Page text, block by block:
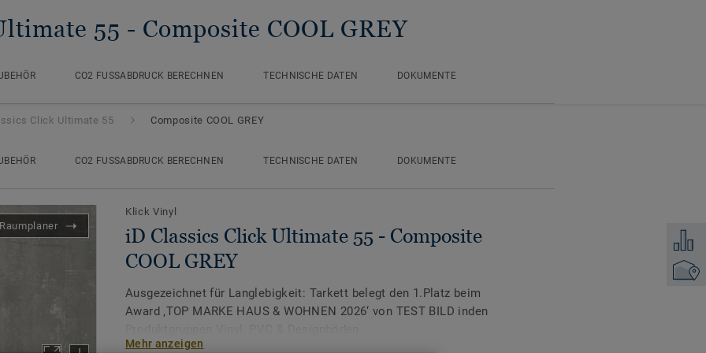
55 - Composite COOL GREY
CO2 FUSSABDRUCK BERECHNEN TECHNISCHE DATEN
DOKUMENTE
Zum
Click Ultimate 55 Composite COOL GREY
CO2 FUSSABDRUCK BERECHNEN TECHNISCHE DATEN
DOKUMENTE
Raumplaner
Klick Vinyl
iD Classics Click Ultimate 55 - Composite
COOL GREY
Ausgezeichnet für Langlebigkeit: Tarkett belegt den 1.Platz beim
Award ‚TOP MARKE HAUS & WOHNEN 2026‘ von TEST BILD inden
Mehr anzeigen